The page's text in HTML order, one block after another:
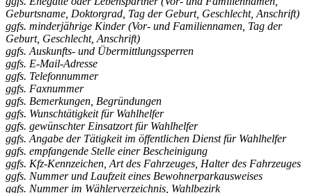
Geburtsname, Doktorgrad, Tag der Geburt, Geschlecht, Anschrift)
ggfs. minderjährige Kinder (Vor- und Familiennamen, Tag der
Geburt, Geschlecht, Anschrift)
ggfs. Auskunfts- und Übermittlungssperren
ggfs. E-Mail-Adresse
ggfs. Telefonnummer
ggfs. Faxnummer
ggfs. Bemerkungen, Begründungen
ggfs. Wunschtätigkeit für Wahlhelfer
ggfs. gewünschter Einsatzort für Wahlhelfer
ggfs. Angabe der Tätigkeit im öffentlichen Dienst für Wahlhelfer
ggfs. empfangende Stelle einer Bescheinigung
ggfs. Kfz-Kennzeichen, Art des Fahrzeuges, Halter des Fahrzeuges
ggfs. Nummer und Laufzeit eines Bewohnerparkausweises
ggfs. Nummer im Wählerverzeichnis, Wahlbezirk